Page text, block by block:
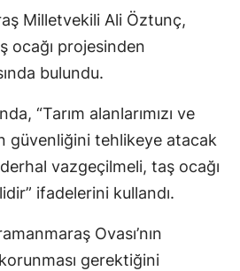
Milletvekili Ali Öztunç,
ocağı projesinden
bulundu.
“Tarım alanlarımızı ve
güvenliğini tehlikeye atacak
vazgeçilmeli, taş ocağı
ifadelerini kullandı.
Ovası’nın
gerektiğini